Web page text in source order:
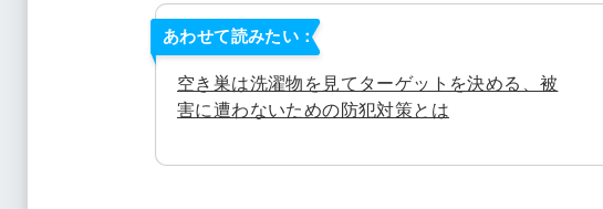
あわせて読みたい：
空き巣は洗濯物を見てターゲットを決める、被
害に遭わないための防犯対策とは